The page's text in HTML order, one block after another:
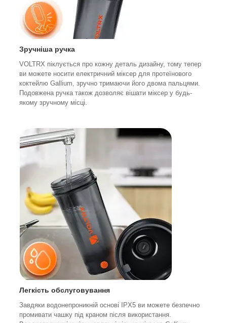
Зручніша ручка
VOLTRX піклується про кожну деталь дизайну, тому тепер
ви можете носити електричний міксер для протеїнового
коктейлю Gallium, зручно тримаючи його двома пальцями.
Подовжена ручка також дозволяє вішати міксер у будь-
якому зручному місці.
Легкість обслуговування
Завдяки водонепроникній основі IPX5 ви можете безпечно
промивати чашку під краном після використання.